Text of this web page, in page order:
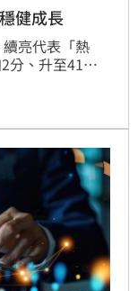
健成長
亮代表「熱
分、升至41